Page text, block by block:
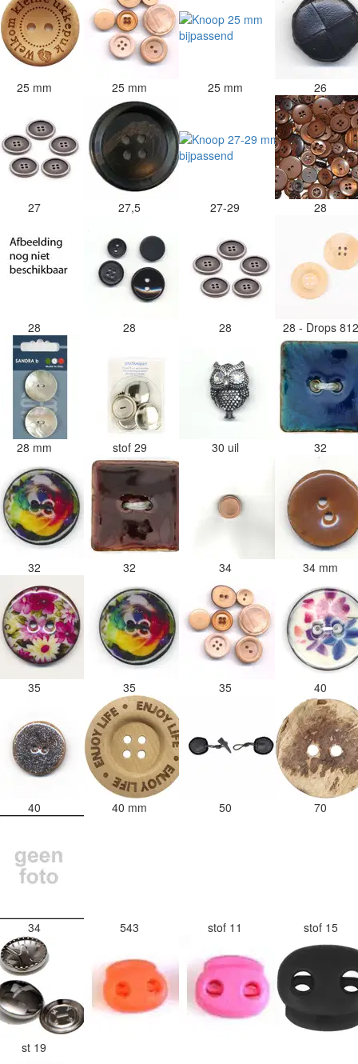
25 mm 25 mm 25 mm 26
27 27,5 27-29 28
28 28 28 28 - Drops
28 mm stof 29 30 uil 32
32 32 34 34 mm
35 35 35 40
40 40 mm 50 70
34 543 stof 11 stof 15
st 19